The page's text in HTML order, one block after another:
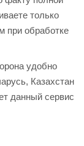
только
при обработке
удобно
Казахстан
данный сервис